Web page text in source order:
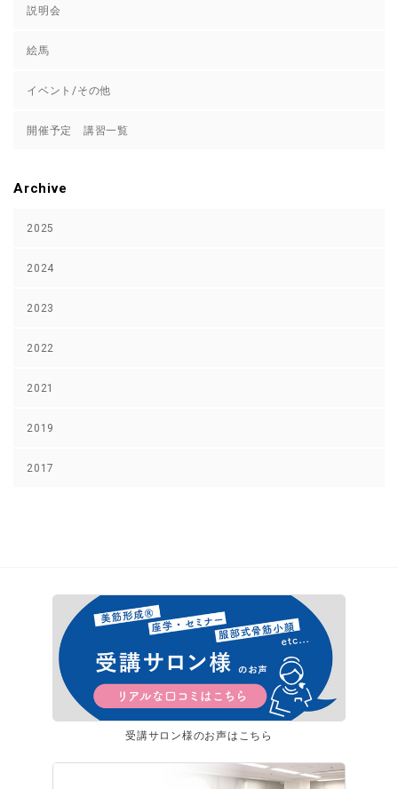
説明会
絵馬
イベント/その他
開催予定 講習一覧
Archive
2025
2024
2023
2022
2021
2019
2017
受講サロン様のお声はこちら